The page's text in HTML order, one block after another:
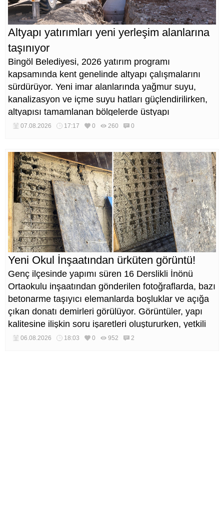
Altyapı yatırımları yeni yerleşim alanlarına
taşınıyor
Bingöl Belediyesi, 2026 yatırım programı
kapsamında kent genelinde altyapı çalışmalarını
sürdürüyor. Yeni imar alanlarında yağmur suyu,
kanalizasyon ve içme suyu hatları güçlendirilirken,
altyapısı tamamlanan bölgelerde üstyapı
düzenlemeleri de eş zamanlı yürütülüyor.
07.08.2026 17:17 0 260 0
Yeni Okul İnşaatından ürküten görüntü!
Genç ilçesinde yapımı süren 16 Derslikli İnönü
Ortaokulu inşaatından gönderilen fotoğraflarda, bazı
betonarme taşıyıcı elemanlarda boşluklar ve açığa
çıkan donatı demirleri görülüyor. Görüntüler, yapı
kalitesine ilişkin soru işaretleri oluştururken, yetkili
kurumların teknik inceleme yapması çağrısı yapıldı.
06.08.2026 18:03 0 952 2